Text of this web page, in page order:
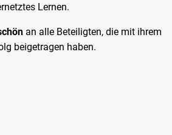
Lernen.
an alle Beteiligten, die mit ihrem
beigetragen haben.